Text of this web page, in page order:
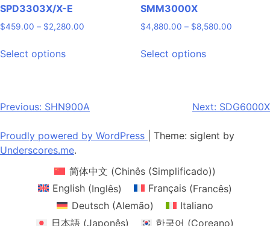
SPD3303X/X-E
$459.00 – $2,280.00
Select optionsproduct
variants.
options
chosen
on
the
product
SMM3000X
$4,880.00 – $8,580.00Price
Select optionsproduct
variants.
options
chosen
on
the
product
Post
navigation
Previous: SHN900A Next: SDG6000X
Proudly powered by WordPress
Theme: siglent by
Underscores.me.
简体中文 (Chinês (Simplificado))
English (Inglês) Français (Francês)
Deutsch(Alemão)
Italiano
日本語(Japonês) 한국어 (Coreano)